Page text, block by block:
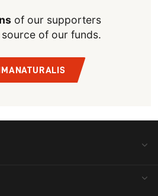
of our supporters
of our funds.